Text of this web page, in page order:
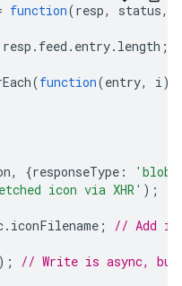
function(resp, status,
resp . feed . entry. length ;
(function(entry, i )
, {responseType : 'blob'
icon via XHR' );
. iconFilename ; // Add
); // Write is async,